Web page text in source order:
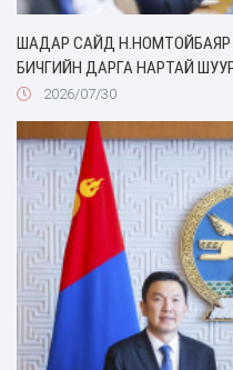
ШАДАР САЙД
БИЧГИЙН ДАРГА НАРТАЙ
2026/07/30